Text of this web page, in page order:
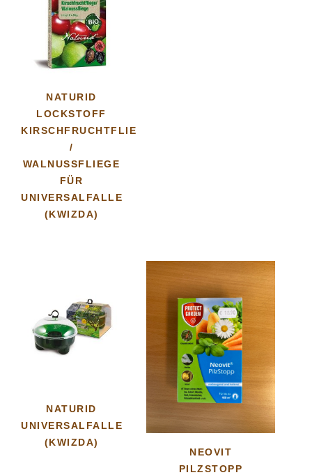
NATURID
LOCKSTOFF
KIRSCHFRUCHTFLIEGE
/
WALNUSSFLIEGE
FÜR
UNIVERSALFALLE
(KWIZDA)
NATURID
UNIVERSALFALLE
(KWIZDA)
NEOVIT
PILZSTOPP